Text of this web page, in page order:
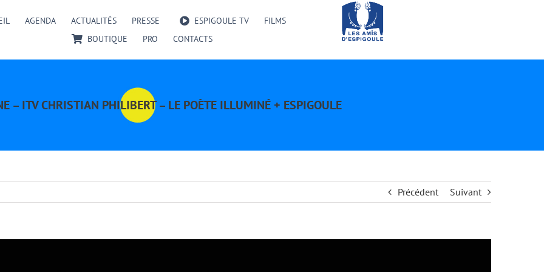
AGENDA ACTUALITÉS PRESSE ESPIGOULE TV
FILMS
BOUTIQUE
PRO CONTACTS
– ITV CHRISTIAN PHILIBERT – LE POÈTE ILLUMINÉ + ESPIGOULE
Précédent Suivant